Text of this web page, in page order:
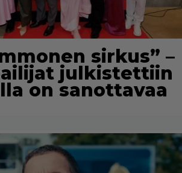
sirkus” –
julkistettiin
on sanottavaa